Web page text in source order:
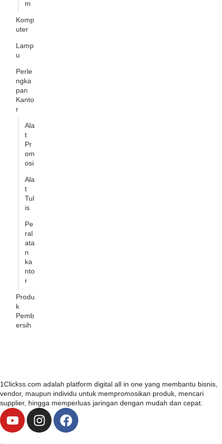
m
Komp
uter
Lamp
u
Perle
ngka
pan
Kanto
r
Ala
t
Pr
om
osi
Ala
t
Tul
is
Pe
ral
ata
n
ka
nto
r
Produ
k
Pemb
ersih
1Clickss.com adalah platform digital all in one yang membantu bisnis,
vendor, maupun individu untuk mempromosikan produk, mencari
supplier, hingga memperluas jaringan dengan mudah dan cepat.
Y
o
I
n
F
a